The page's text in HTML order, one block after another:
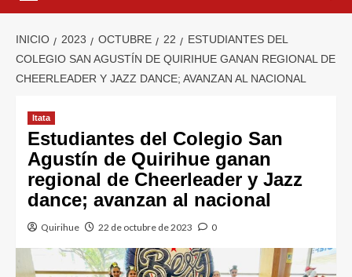
INICIO 2023 OCTUBRE 22
ESTUDIANTES DEL
COLEGIO SAN AGUSTÍN DE QUIRIHUE GANAN REGIONAL DE
CHEERLEADER Y JAZZ DANCE; AVANZAN AL NACIONAL
Itata
Estudiantes del Colegio San
Agustín de Quirihue ganan
regional de Cheerleader y Jazz
dance; avanzan al nacional
Quirihue 22 de octubre de 2023 0